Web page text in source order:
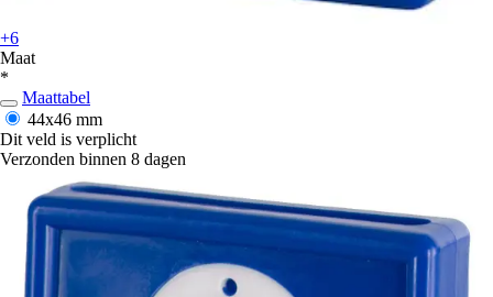
+6
Maat
*
Maattabel
44x46 mm
Dit veld is verplicht
Verzonden binnen 8 dagen